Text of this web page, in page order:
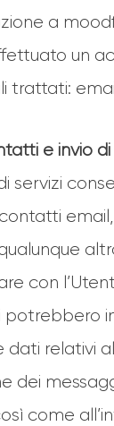
a
un
trattati:
e invio
servizi
con
potrebbero
dati relativi
dei
come